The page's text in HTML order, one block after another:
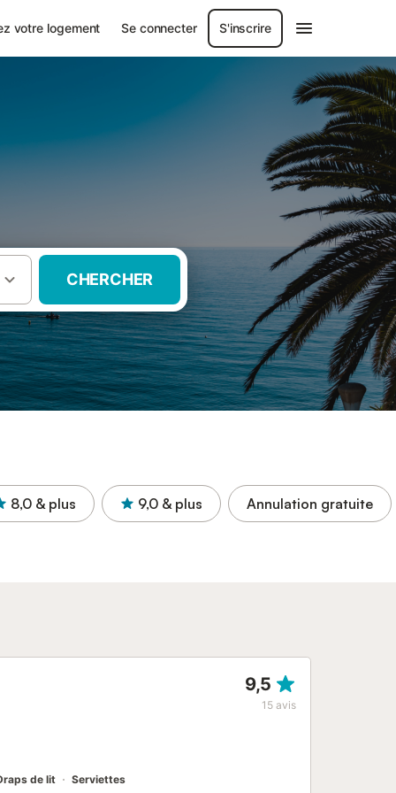
votre logement Se connecter S'inscrire
CHERCHER
8,0 & plus 9,0 & plus Annulation gratuite
9,5
15 avis
de lit Serviettes